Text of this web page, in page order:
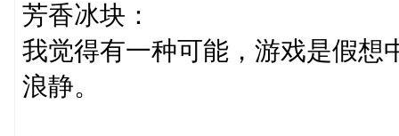
芳香冰块：
我觉得有一种可能，游戏是假想
浪静。